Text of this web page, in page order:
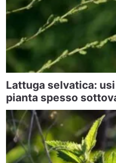
Lattuga selvatica:
pianta spesso